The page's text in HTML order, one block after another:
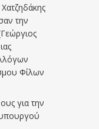
την
Φίλων
για την